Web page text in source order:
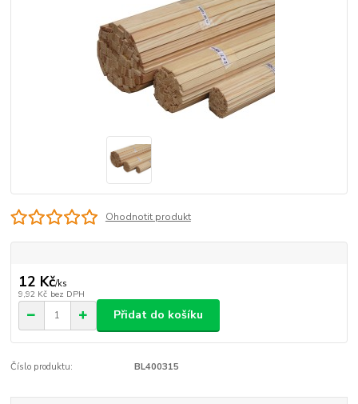
Ohodnotit produkt
12 Kč/ks
9,92 Kč bez DPH
Přidat do košíku
Číslo produktu: BL400315